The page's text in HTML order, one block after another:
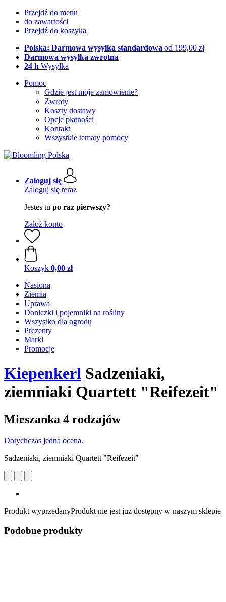
Przejdź do menu
do zawartości
Przejdź do koszyka
Polska: Darmowa wysyłka standardowa od 199,00 zł
Darmowa wysyłka zwrotna
24 h Wysyłka
Pomoc
Gdzie jest moje zamówienie?
Zwroty
Koszty dostawy
Opcje płatności
Kontakt
Wszystkie tematy pomocy
Zaloguj się
Zaloguj się teraz
Jesteś tu po raz pierwszy?
Załóż konto
Koszyk 0,00 zł
Nasiona
Ziemia
Uprawa
Doniczki i pojemniki na rośliny
Wszystko dla ogrodu
Prezenty
Marki
Promocje
Kiepenkerl Sadzeniaki,
ziemniaki Quartett "Reifezeit"
Mieszanka 4 rodzajów
Dotychczas jedna ocena.
Sadzeniaki, ziemniaki Quartett "Reifezeit"
Produkt wyprzedanyProdukt nie jest już dostępny w naszym sklepie
Podobne produkty